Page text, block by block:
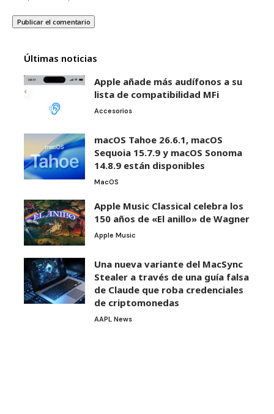
Últimas noticias
Apple añade más audífonos a su
lista de compatibilidad MFi
Accesorios
macOS Tahoe 26.6.1, macOS
Sequoia 15.7.9 y macOS Sonoma
14.8.9 están disponibles
MacOS
Apple Music Classical celebra los
150 años de «El anillo» de Wagner
Apple Music
Una nueva variante del MacSync
Stealer a través de una guía falsa
de Claude que roba credenciales
de criptomonedas
AAPL News